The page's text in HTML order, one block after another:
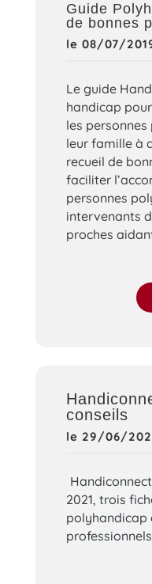
Guide
de bonnes
le 08/07/
Le guide
handicap
les
leur famille à
recueil de
faciliter
personnes
intervenants
proches
conseils
le 29/06/
2021, trois
polyhandicap